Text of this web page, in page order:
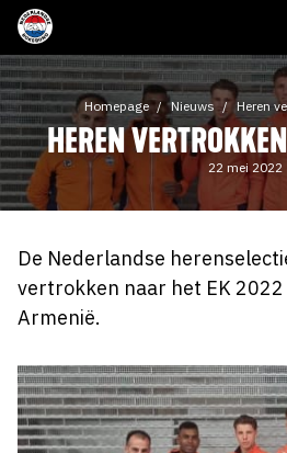
Homepage Nieuws Heren
HEREN
22 mei 2022
De Nederlandse
vertrokken naar het EK 2022
Armenië.